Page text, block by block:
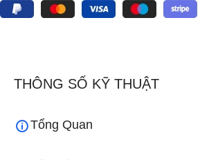
THÔNG SỐ KỸ THUẬT
Tổng Quan